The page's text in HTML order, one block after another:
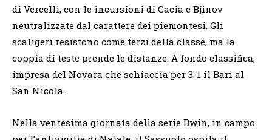
di Vercelli, con le incursioni di Cacia e Bjinov
neutralizzate dal carattere dei piemontesi. Gli
scaligeri resistono come terzi della classe, ma la
coppia di teste prende le distanze. A fondo classifica,
impresa del Novara che schiaccia per 3-1 il Bari al
San Nicola.
Nella ventesima giornata della serie Bwin, in campo